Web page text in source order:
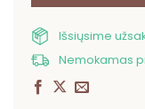
Išsiųsime
Nemokamas